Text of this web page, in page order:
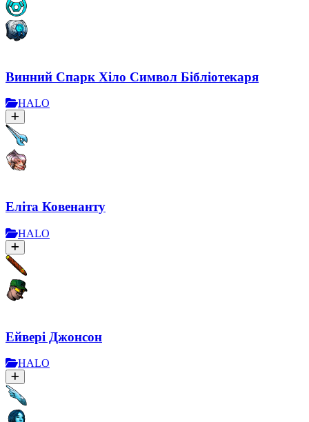
Винний Спарк Хіло Символ Бібліотекаря
HALO
Еліта Ковенанту
HALO
Ейвері Джонсон
HALO